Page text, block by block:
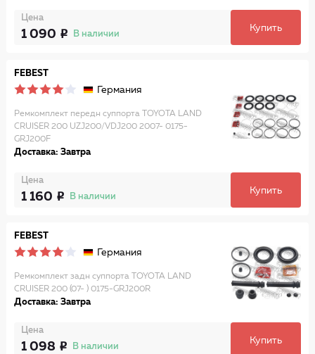
Цена
1 090 В наличии
Купить
FEBEST
Германия
Ремкомплект передн суппорта TOYOTA LAND
CRUISER 200 UZJ200/VDJ200 2007- 0175-
GRJ200F
Доставка: Завтра
Цена
1 160 В наличии
Купить
FEBEST
Германия
Ремкомплект задн суппорта TOYOTA LAND
CRUISER 200 (07- ) 0175-GRJ200R
Доставка: Завтра
Цена
1 098 В наличии
Купить